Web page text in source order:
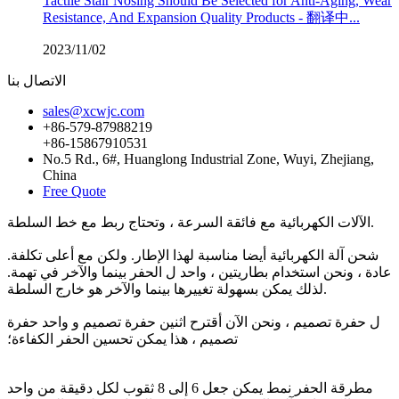
Resistance, And Expansion Quality Products - 翻译中...
2023/11/02
الاتصال بنا
sales@xcwjc.com
+86-579-87988219
+86-15867910531
No.5 Rd., 6#, Huanglong Industrial Zone, Wuyi, Zhejiang,
China
Free Quote
الآلات الكهربائية مع فائقة السرعة ، وتحتاج ربط مع خط السلطة.
شحن آلة الكهربائية أيضا مناسبة لهذا الإطار. ولكن مع أعلى تكلفة.
عادة ، ونحن استخدام بطاريتين ، واحد ل الحفر بينما والآخر في تهمة.
لذلك يمكن بسهولة تغييرها بينما والآخر هو خارج السلطة.
ل حفرة تصميم ، ونحن الآن أقترح اثنين حفرة تصميم و واحد حفرة
تصميم ، هذا يمكن تحسين الحفر الكفاءة؛
مطرقة الحفر نمط يمكن جعل 6 إلى 8 ثقوب لكل دقيقة من واحد